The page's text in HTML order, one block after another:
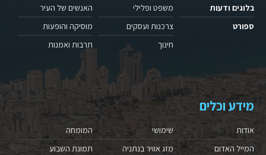
בלוגים ודעות
ספורט
משפט ופלילי
צרכנות ועסקים
חינוך
האנשים של העיר
מוסיקה והופעות
תרבות ואמנות
מידע וכלים
אודות
המייל האדום
שימושי
מזג אוויר בנתניה
המומחה
תמונת השבוע